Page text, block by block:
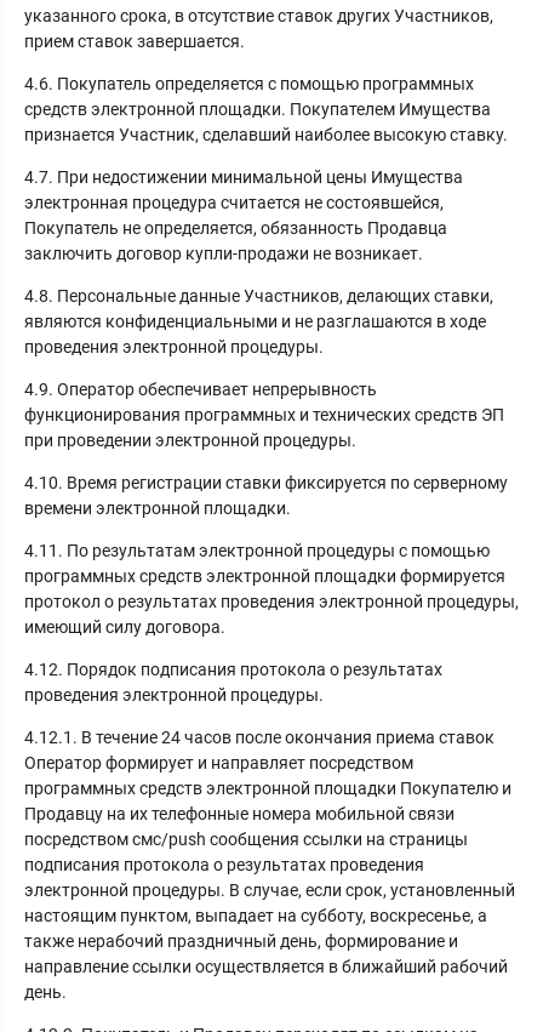
указанного срока, в отсутствие ставок других Участников,
прием ставок завершается.
4.6. Покупатель определяется с помощью программных
средств электронной площадки. Покупателем Имущества
признается Участник, сделавший наиболее высокую ставку.
4.7. При недостижении минимальной цены Имущества
электронная процедура считается не состоявшейся,
Покупатель не определяется, обязанность Продавца
заключить договор купли-продажи не возникает.
4.8. Персональные данные Участников, делающих ставки,
являются конфиденциальными и не разглашаются в ходе
проведения электронной процедуры.
4.9. Оператор обеспечивает непрерывность
функционирования программных и технических средств ЭП
при проведении электронной процедуры.
4.10. Время регистрации ставки фиксируется по серверному
времени электронной площадки.
4.11. По результатам электронной процедуры с помощью
программных средств электронной площадки формируется
протокол о результатах проведения электронной процедуры,
имеющий силу договора.
4.12. Порядок подписания протокола о результатах
проведения электронной процедуры.
4.12.1. В течение 24 часов после окончания приема ставок
Оператор формирует и направляет посредством
программных средств электронной площадки Покупателю и
Продавцу на их телефонные номера мобильной связи
посредством смс/push сообщения ссылки на страницы
подписания протокола о результатах проведения
электронной процедуры. В случае, если срок, установленный
настоящим пунктом, выпадает на субботу, воскресенье, а
также нерабочий праздничный день, формирование и
направление ссылки осуществляется в ближайший рабочий
день.